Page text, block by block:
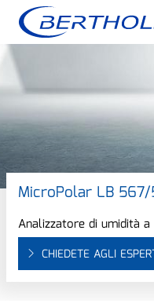
MicroPolar LB
Analizzatore di umidità
CHIEDETE AGLI